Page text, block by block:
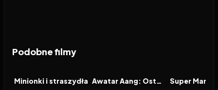
Podobne filmy
FILM
Minionki i straszydła FILM Awatar Aang: Ostatni władca wiatru FILM